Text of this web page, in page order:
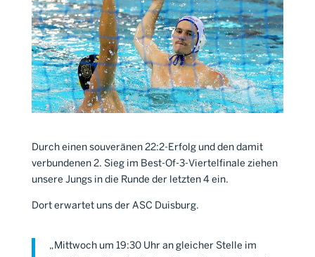
Durch einen souveränen 22:2-Erfolg und den damit
verbundenen 2. Sieg im Best-Of-3-Viertelfinale ziehen
unsere Jungs in die Runde der letzten 4 ein.
Dort erwartet uns der ASC Duisburg.
„Mittwoch um 19:30 Uhr an gleicher Stelle im